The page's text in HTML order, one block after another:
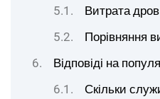
Витрата дров
Порівняння
Відповіді на
Скільки